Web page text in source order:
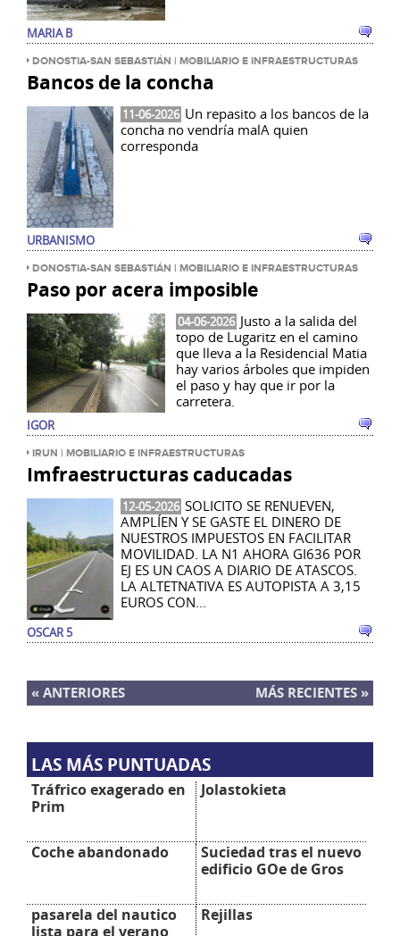
MARIA B
DONOSTIA-SAN SEBASTIÁN | MOBILIARIO E INFRAESTRUCTURAS
Bancos de la concha
11-06-2026 Un repasito a los bancos de la
concha no vendría malA quien
corresponda
URBANISMO
DONOSTIA-SAN SEBASTIÁN | MOBILIARIO E INFRAESTRUCTURAS
Paso por acera imposible
04-06-2026 Justo a la salida del
topo de Lugaritz en el camino
que lleva a la Residencial Matia
hay varios árboles que impiden
el paso y hay que ir por la
carretera.
IGOR
IRUN | MOBILIARIO E INFRAESTRUCTURAS
Imfraestructuras caducadas
12-05-2026 SOLICITO SE RENUEVEN,
AMPLÍEN Y SE GASTE EL DINERO DE
NUESTROS IMPUESTOS EN FACILITAR
MOVILIDAD. LA N1 AHORA GI636 POR
EJ ES UN CAOS A DIARIO DE ATASCOS.
LA ALTETNATIVA ES AUTOPISTA A 3,15
EUROS CON...
OSCAR 5
ANTERIORES MÁS RECIENTES
LAS MÁS PUNTUADAS
Tráfrico exagerado en
Prim
Jolastokieta
Coche abandonado
Suciedad tras el nuevo
edificio GOe de Gros
pasarela del nautico
lista para el verano
Rejillas